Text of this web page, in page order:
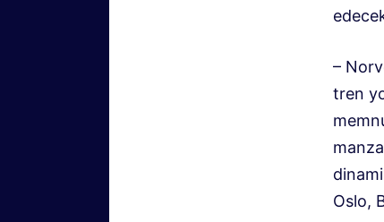
–
tren
Oslo,